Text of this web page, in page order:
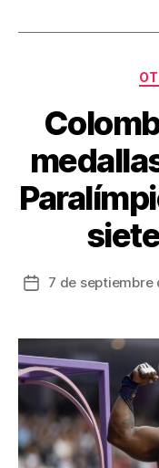
k
Fecha
entrada
7 de septiembre